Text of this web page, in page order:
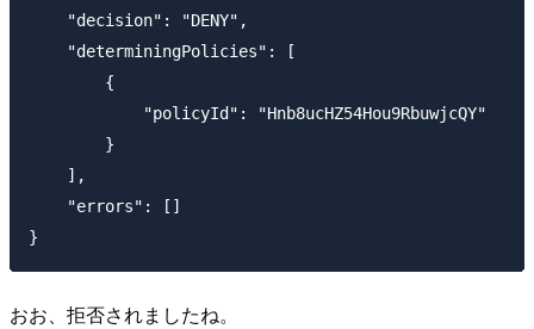
    "decision": "DENY",
    "determiningPolicies": [
        {
            "policyId": "Hnb8ucHZ54Hou9RbuwjcQY"
        }
    ],
    "errors": []
おお、拒否されましたね。